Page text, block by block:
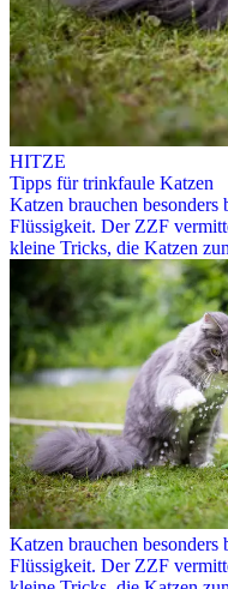
HITZE
Tipps für trinkfaule Katzen
Katzen brauchen besonders
Flüssigkeit. Der ZZF
kleine Tricks, die Katzen
Katzen brauchen besonders
Flüssigkeit. Der ZZF